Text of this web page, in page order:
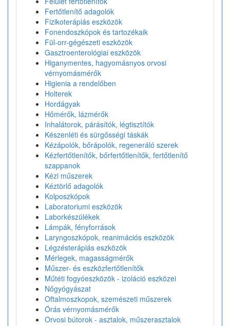
Fertőtlenítő adagolók
Fizikoterápiás eszközök
Fonendoszkópok és tartozékaik
Fül-orr-gégészeti eszközök
Gasztroenterológiai eszközök
Higanymentes, hagyomásnyos orvosi
vérnyomásmérők
Higienia a rendelőben
Holterek
Hordágyak
Hőmérők, lázmérők
Inhalátorok, párásítók, légtisztítók
Készenléti és sürgősségi táskák
Kézápolók, bőrápolók, regeneráló szerek
Kézfertőtlenítők, bőrfertőtlenítők, fertőtlenítő
szappanok
Kézi műszerek
Kéztörlő adagolók
Kolposzkópok
Laboratoriumi eszközök
Laborkészülékek
Lámpák, fényforrások
Laryngoszkópok, reanimációs eszközök
Légzésterápiás eszközök
Mérlegek, magasságmérők
Műszer- és eszközfertőtlenítők
Műtéti fogyóeszközök - izoláció eszközei
Nőgyógyászat
Oftalmoszkopok, szemészeti műszerek
Órás vérnyomásmérők
Orvosi bútorok - asztalok, műszerasztalok